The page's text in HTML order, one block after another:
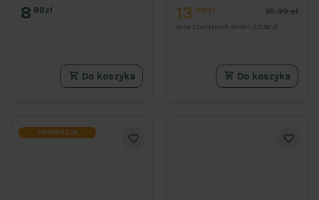
8 99zł
Do koszyka
13 99zł 16,99 zł
Cena z ostatnich 30 dni: 29,98 zł
Do koszyka
PROMOCJA